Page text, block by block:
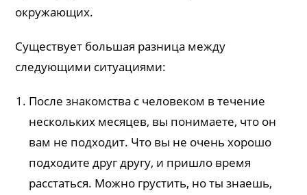
окружающих.
Существует большая разница между
следующими ситуациями:
После знакомства с человеком в течение
нескольких месяцев, вы понимаете, что он
вам не подходит. Что вы не очень хорошо
подходите друг другу, и пришло время
расстаться. Можно грустить, но ты знаешь,